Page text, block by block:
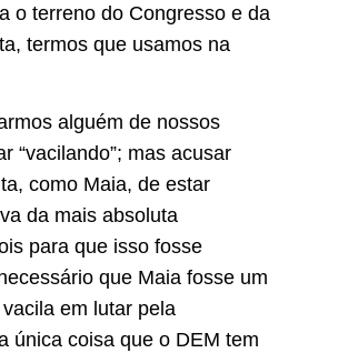
o terreno do Congresso e da
termos que usamos na
alguém de nossos
“vacilando”; mas acusar
como Maia, de estar
da mais absoluta
para que isso fosse
que Maia fosse um
em lutar pela
única coisa que o DEM tem